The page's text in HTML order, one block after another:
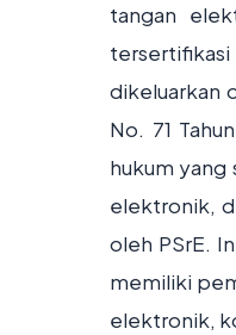
tangan
tersertifikasi
dikeluarkan
No. 71
hukum
elektronik,
oleh PSrE.
memiliki
elektronik,